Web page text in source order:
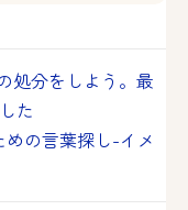
処分をしよう。最
た
の言葉探し-イメ